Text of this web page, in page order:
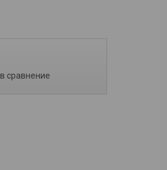
в сравнение